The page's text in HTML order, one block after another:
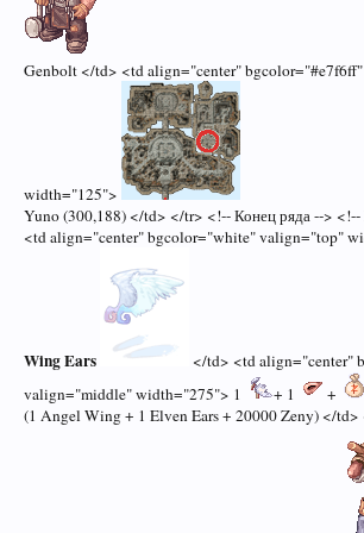
Genbolt </td> <td align="center"
width="125">
Yuno (300,188) </td> </tr> <!-- Конец ряда --> <!--
<td align="center" bgcolor="white" valign="top"
Wing Ears
</td> <td align="center"
valign="middle" width="275"> 1
+ 1
+
(1 Angel Wing + 1 Elven Ears + 20000 Zeny) </